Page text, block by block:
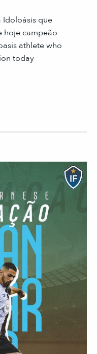
Idoloásis que
hoje campeão
athlete who
today